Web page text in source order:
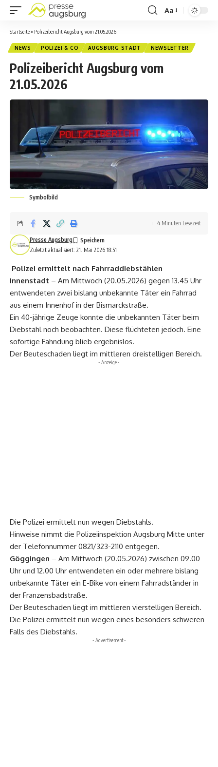
Aa
Startseite» Polizeibericht Augsburg vom 21.05.2026
NEWS POLIZEI & CO AUGSBURG STADT NEWSLETTER
Polizeibericht Augsburg vom
21.05.2026
Symbolbild
Zuletzt aktualisiert: 21. Mai 2026 18:51
Presse Augsburg
4 Minuten Lesezeit
Polizei ermittelt nach Fahrraddiebstählen
Innenstadt – Am Mittwoch (20.05.2026) gegen 13.45 Uhr
entwendeten zwei bislang unbekannte Täter ein Fahrrad
aus einem Innenhof in der Bismarckstraße.
Ein 40-jährige Zeuge konnte die unbekannten Täter beim
Diebstahl noch beobachten. Diese flüchteten jedoch. Eine
sofortige Fahndung blieb ergebnislos.
Der Beuteschaden liegt im mittleren dreistelligen Bereich.
- Anzeige -
Die Polizei ermittelt nun wegen Diebstahls.
Hinweise nimmt die Polizeiinspektion Augsburg Mitte unter
der Telefonnummer 0821/323-2110 entgegen.
Göggingen – Am Mittwoch (20.05.2026) zwischen 09.00
Uhr und 12.00 Uhr entwendeten ein oder mehrere bislang
unbekannte Täter ein E-Bike von einem Fahrradständer in
der Franzensbadstraße.
Der Beuteschaden liegt im mittleren vierstelligen Bereich.
Die Polizei ermittelt nun wegen eines besonders schweren
Falls des Diebstahls.
- Advertisement -